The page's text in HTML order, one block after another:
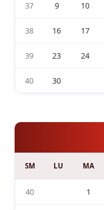
37 9 10
38 16 17
39 23 24
40 30
SM LU MA
40 1